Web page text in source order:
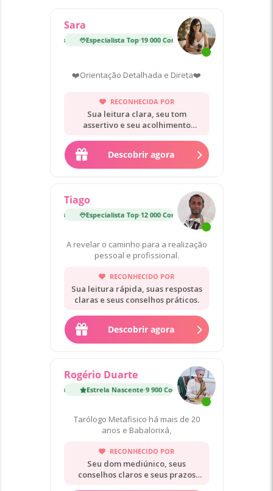
Sara
Especialista Top·19 000 Consultas Especialista Top
❤️Orientação Detalhada e Direta❤️
RECONHECIDA POR
Sua leitura clara, seu tom
assertivo e seu acolhimento
Descobrir agora
Tiago
Especialista Top·12 000 Consultas Especialista Top
A revelar o caminho para a realização
pessoal e profissional.
RECONHECIDO POR
Sua leitura rápida, suas respostas
claras e seus conselhos práticos.
Descobrir agora
Rogério Duarte
Estrela Nascente·9 900 Consultas Estrela Nascente
Tarólogo Metafisico há mais de 20
anos e Babalorixá,
RECONHECIDO POR
Seu dom mediúnico, seus
conselhos claros e seus prazos